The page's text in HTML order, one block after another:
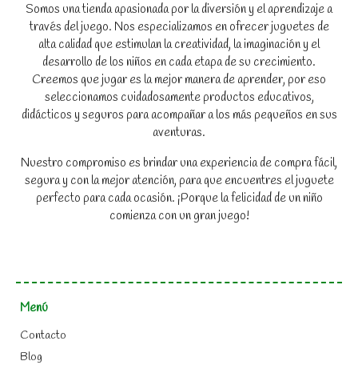
Somos una tienda apasionada por la diversión y el aprendizaje a
través del juego. Nos especializamos en ofrecer juguetes de
alta calidad que estimulan la creatividad, la imaginación y el
desarrollo de los niños en cada etapa de su crecimiento.
Creemos que jugar es la mejor manera de aprender, por eso
seleccionamos cuidadosamente productos educativos,
didácticos y seguros para acompañar a los más pequeños en sus
aventuras.
Nuestro compromiso es brindar una experiencia de compra fácil,
segura y con la mejor atención, para que encuentres el juguete
perfecto para cada ocasión. ¡Porque la felicidad de un niño
comienza con un gran juego!
Menú
Contacto
Blog